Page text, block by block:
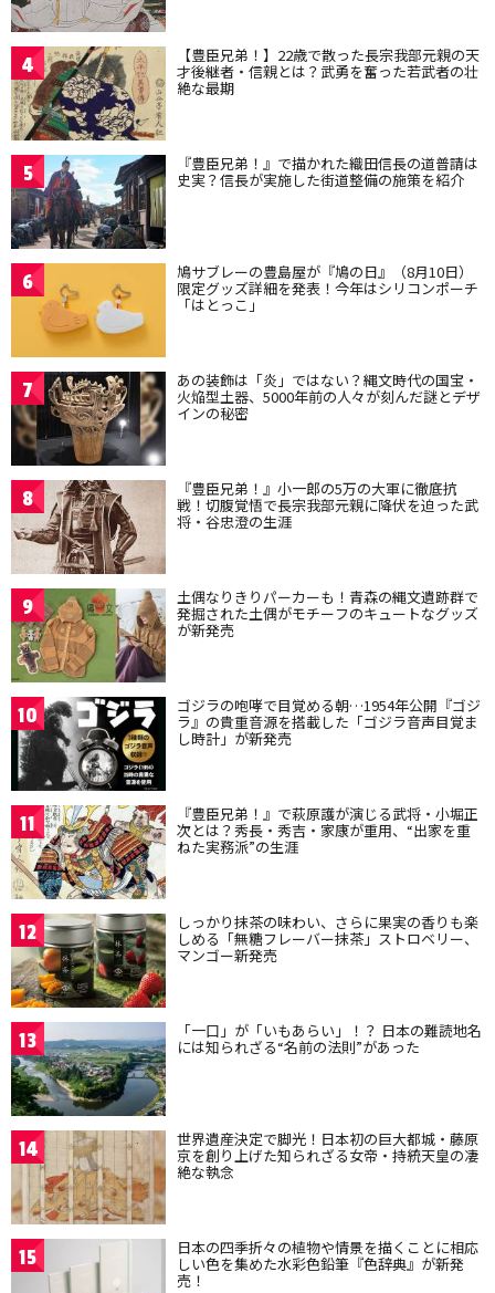
4 【豊臣兄弟！】22歳で散った長宗我部元親の天
才後継者・信親とは？武勇を奮った若武者の壮
絶な最期
5 『豊臣兄弟！』で描かれた織田信長の道普請は
史実？信長が実施した街道整備の施策を紹介
6 鳩サブレーの豊島屋が『鳩の日』（8月10日）
限定グッズ詳細を発表！今年はシリコンポーチ
「はとっこ」
7 あの装飾は「炎」ではない？縄文時代の国宝・
火焔型土器、5000年前の人々が刻んだ謎とデザ
インの秘密
8 『豊臣兄弟！』小一郎の5万の大軍に徹底抗
戦！切腹覚悟で長宗我部元親に降伏を迫った武
将・谷忠澄の生涯
9 土偶なりきりパーカーも！青森の縄文遺跡群で
発掘された土偶がモチーフのキュートなグッズ
が新発売
10 ゴジラの咆哮で目覚める朝…1954年公開『ゴジ
ラ』の貴重音源を搭載した「ゴジラ音声目覚ま
し時計」が新発売
11 『豊臣兄弟！』で萩原護が演じる武将・小堀正
次とは？秀長・秀吉・家康が重用、“出家を重
ねた実務派”の生涯
12 しっかり抹茶の味わい、さらに果実の香りも楽
しめる「無糖フレーバー抹茶」ストロベリー、
マンゴー新発売
13 「一口」が「いもあらい」！？ 日本の難読地名
には知られざる“名前の法則”があった
14 世界遺産決定で脚光！日本初の巨大都城・藤原
京を創り上げた知られざる女帝・持統天皇の凄
絶な執念
15 日本の四季折々の植物や情景を描くことに相応
しい色を集めた水彩色鉛筆『色辞典』が新発
売！